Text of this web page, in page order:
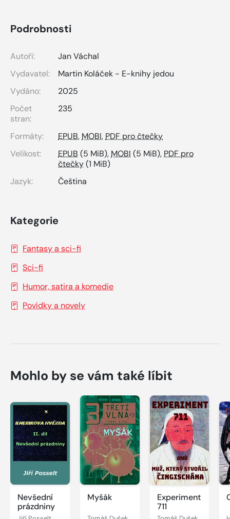
Podrobnosti
Autoři:
Jan Váchal
Vydavatel:
Martin Koláček - E-knihy jedou
Vydáno:
2025
Počet
stran:
235
Formáty: EPUB, MOBI, PDF pro čtečky
Velikost:
EPUB (5 MiB), MOBI (5 MiB), PDF pro
čtečky(1 MiB)
Jazyk:
Čeština
Kategorie
Fantasy a sci-fi
Sci-fi
Humor, satira a komedie
Povídky a novely
Mohlo by se vám také líbit
Nevšední
prázdniny
Myšák
Experiment
711